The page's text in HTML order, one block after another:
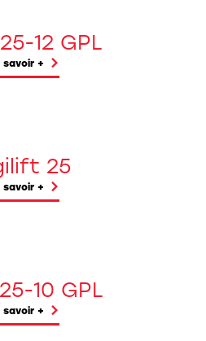
12 GPL
savoir +
25
savoir +
10 GPL
savoir +